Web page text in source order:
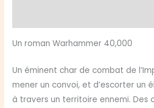
Un roman Warhammer 40,000
Un éminent char de combat de
mener un convoi, et d’escorter un
à travers un territoire ennemi. Des